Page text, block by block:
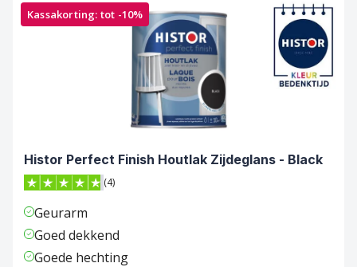
Kassakorting: tot -10%
Histor Perfect Finish Houtlak Zijdeglans - Black
(4)
Geurarm
Goed dekkend
Goede hechting